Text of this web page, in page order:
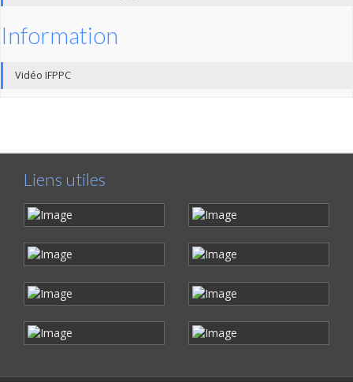
Information
Vidéo IFPPC
Liens utiles